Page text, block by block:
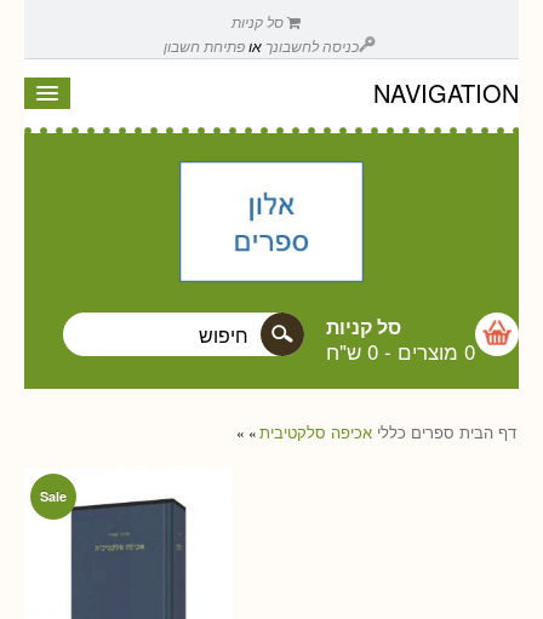
סל קניות
כניסה לחשבונך אופתיחת חשבון
NAVIGATION
סל קניות
0 מוצרים - 0 ש"ח
דף הבית » ספרים כללי » אכיפה סלקטיבית
Sale